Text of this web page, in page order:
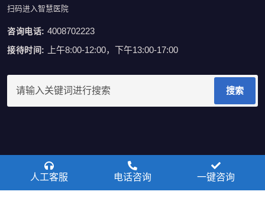
扫码进入智慧医院
咨询电话: 4008702223
接待时间: 上午8:00-12:00，下午13:00-17:00
搜索
人工客服 电话咨询 一键咨询